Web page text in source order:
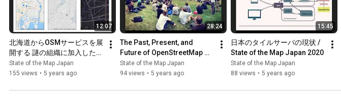
12:07
北海道からOSMサービスを展
開する 謎の組織に加入したら
いつの間にか マッパーになっ
ていた件について / State of
State of the Map Japan
155 views • 5 years ago
28:24
The Past, Present, and
Future of OpenStreetMap
Japan 〜 一億総伊能化は実
現できるのか 〜| State of the
State of the Map Japan
94 views • 5 years ago
15:45
日本のタイルサーバの現状 /
State of the Map Japan 2020
State of the Map Japan
88 views • 5 years ago